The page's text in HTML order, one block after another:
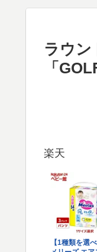
ラウン
「
楽天